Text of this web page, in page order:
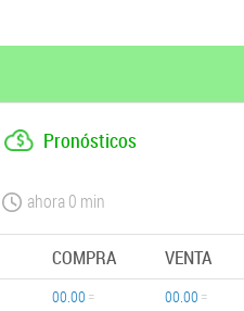
Pronósticos
ahora0 min
COMPRA VENTA
00.00
00.00